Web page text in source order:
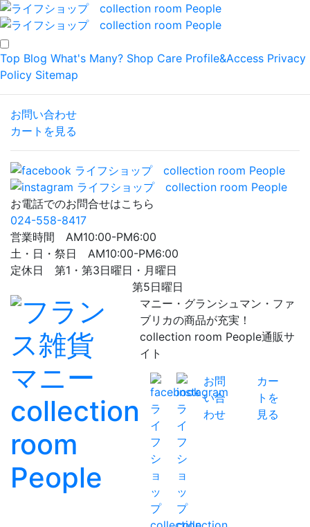
Top Blog What's Many? Shop Care Profile&Access Privacy
Policy Sitemap
お問い合わせ
カートを見る
お電話でのお問合せはこちら
024-558-8417
営業時間 AM10:00-PM6:00
土・日・祭日 AM10:00-PM6:00
定休日 第1・第3日曜日・月曜日
第5日曜日
マニー・グランシュマン・ファ
ブリカの商品が充実！
collection room People通販サ
イト
お問
い合
わせ
カー
トを
見る